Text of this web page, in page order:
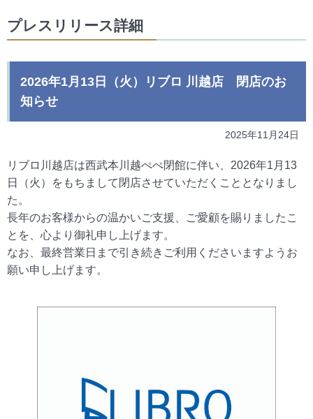
プレスリリース詳細
2026年1月13日（火）リブロ 川越店 閉店のお
知らせ
2025年11月24日
リブロ川越店は西武本川越ぺぺ閉館に伴い、2026年1月13
日（火）をもちまして閉店させていただくこととなりまし
た。
長年のお客様からの温かいご支援、ご愛顧を賜りましたこ
とを、心より御礼申し上げます。
なお、最終営業日まで引き続きご利用くださいますようお
願い申し上げます。